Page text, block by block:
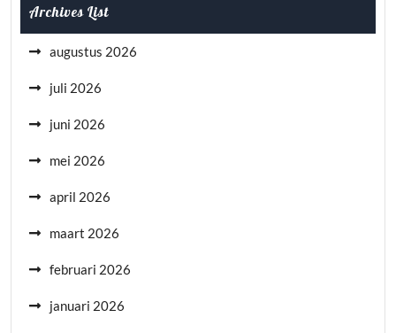
Archives List
augustus 2026
juli 2026
juni 2026
mei 2026
april 2026
maart 2026
februari 2026
januari 2026